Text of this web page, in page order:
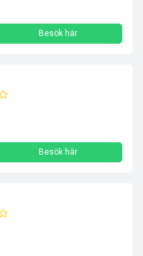
Besök här
Besök här